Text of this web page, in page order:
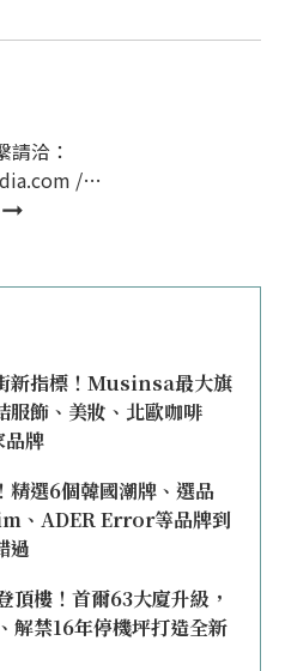
洽：
/
新指標！Musinsa最大旗
服飾、美妝、北歐咖啡
牌
精選6個韓國潮牌、選品
、ADER Error等品牌到
過
頂樓！首爾63大廈升級，
解禁16年停機坪打造全新